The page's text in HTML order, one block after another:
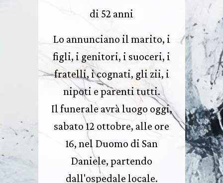
di 52 anni
Lo annunciano il marito, i
figli, i genitori, i suoceri, i
fratelli, i cognati, gli zii, i
nipoti e parenti tutti.
Il funerale avrà luogo oggi,
sabato 12 ottobre, alle ore
16, nel Duomo di San
Daniele, partendo
dall'ospedale locale.